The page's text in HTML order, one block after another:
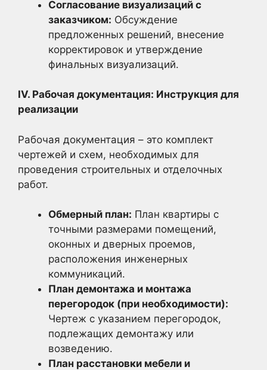
Согласование визуализаций с
заказчиком: Обсуждение
предложенных решений, внесение
корректировок и утверждение
финальных визуализаций.
IV. Рабочая документация: Инструкция для
реализации
Рабочая документация – это комплект
чертежей и схем, необходимых для
проведения строительных и отделочных
работ.
Обмерный план: План квартиры с
точными размерами помещений,
оконных и дверных проемов,
расположения инженерных
коммуникаций.
План демонтажа и монтажа
перегородок (при необходимости):
Чертеж с указанием перегородок,
подлежащих демонтажу или
возведению.
План расстановки мебели и